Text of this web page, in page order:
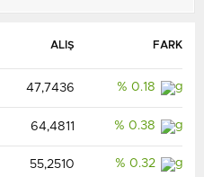
ALIŞ FARK
47,7436 % 0.18
64,4811 % 0.38
55,2510 % 0.32